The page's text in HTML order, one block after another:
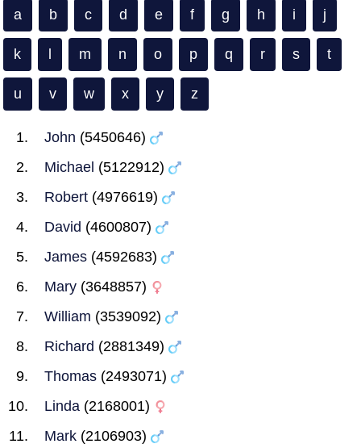
a b c d e f g h i j
k m n o p q r s t
u v w x y z
John (5450646)
Michael (5122912)
Robert (4976619)
David (4600807)
James (4592683)
Mary (3648857)
William (3539092)
Richard (2881349)
Thomas (2493071)
Linda (2168001)
Mark (2106903)